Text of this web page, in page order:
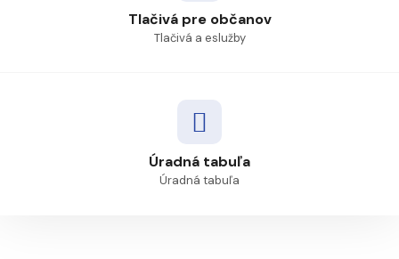
Tlačivá pre občanov
Tlačivá a eslužby
Úradná tabuľa
Úradná tabuľa